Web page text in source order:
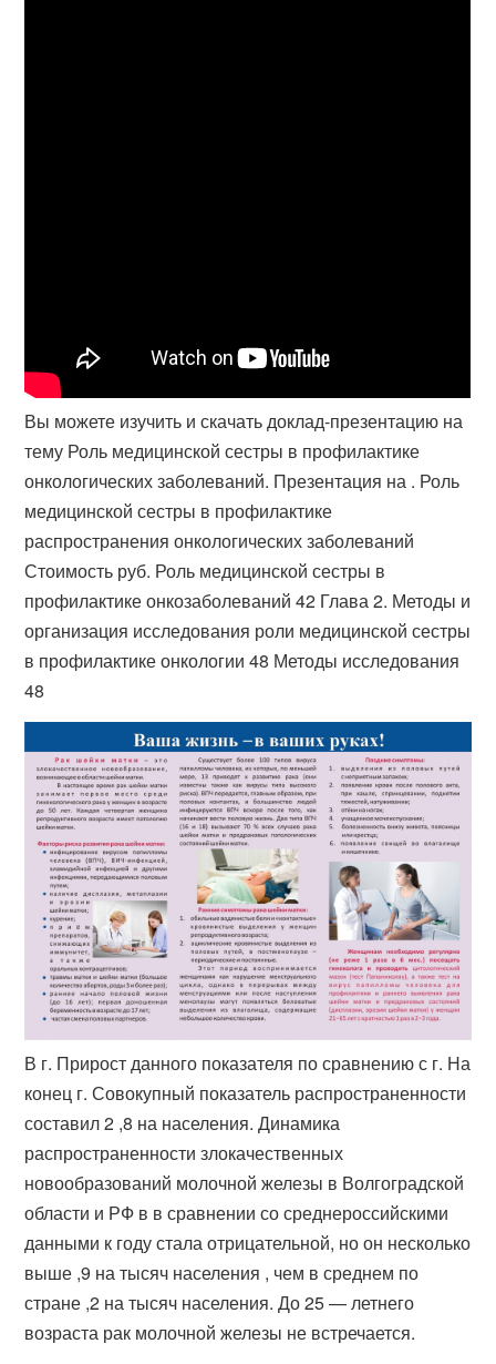
Вы можете изучить и скачать доклад-презентацию на
тему Роль медицинской сестры в профилактике
онкологических заболеваний. Презентация на . Роль
медицинской сестры в профилактике
распространения онкологических заболеваний
Стоимость руб. Роль медицинской сестры в
профилактике онкозаболеваний 42 Глава 2. Методы и
организация исследования роли медицинской сестры
в профилактике онкологии 48 Методы исследования
48
В г. Прирост данного показателя по сравнению с г. На
конец г. Совокупный показатель распространенности
составил 2 ,8 на населения. Динамика
распространенности злокачественных
новообразований молочной железы в Волгоградской
области и РФ в в сравнении со среднероссийскими
данными к году стала отрицательной, но он несколько
выше ,9 на тысяч населения , чем в среднем по
стране ,2 на тысяч населения. До 25 — летнего
возраста рак молочной железы не встречается.